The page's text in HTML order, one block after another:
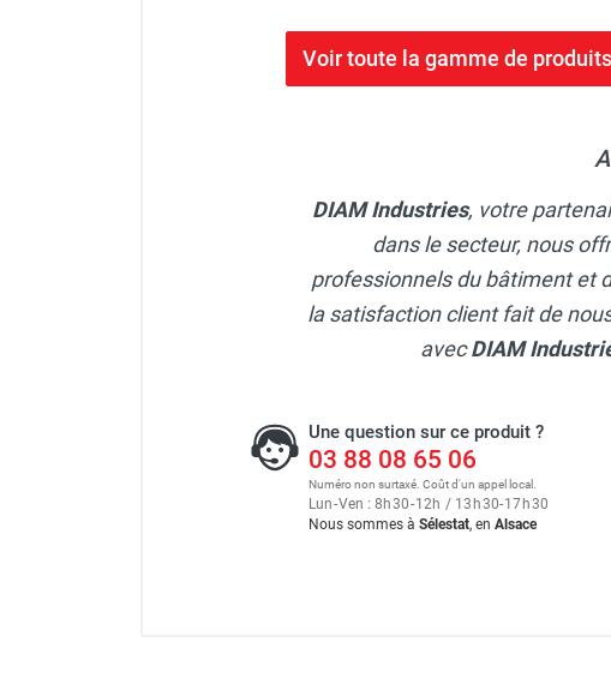
Voir toute la gamme de
DIAM Industries, votre
dans le secteur, nous
professionnels du bâtiment et
la satisfaction client fait de
avecDIAM
Une question sur ce produit ?
03 88 08 65 06
Numéro non surtaxé. Coût d'un appel local.
Lun-Ven : 8 h30-12h / 13 h30-17 h30
Nous sommes à Sélestat, en Alsace